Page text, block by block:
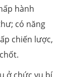
hành
có năng
chiến lược,